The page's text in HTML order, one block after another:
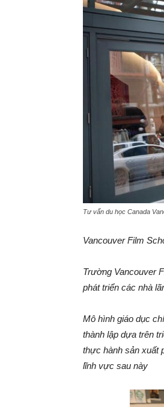
Tư vấn du học Canada
Vancouver Film
Trường Vancouver
phát triển các nhà
Mô hình giáo dục
thành lập dựa trên
thực hành sản xuất
lĩnh vực sau này